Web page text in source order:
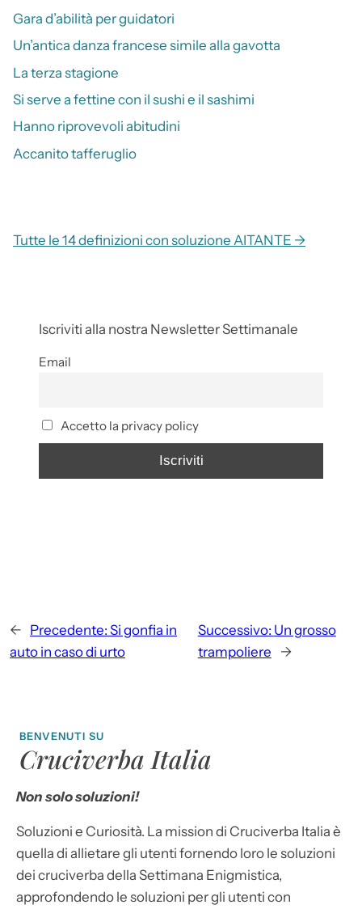
Gara d’abilità per guidatori
Un’antica danza francese simile alla gavotta
La terza stagione
Si serve a fettine con il sushi e il sashimi
Hanno riprovevoli abitudini
Accanito tafferuglio
Tutte le 14 definizioni con soluzione AITANTE →
Iscriviti alla nostra Newsletter Settimanale
Email
Accetto la privacy policy
← Precedente: Si gonfia in
auto in caso di urto
Successivo: Un grosso
trampoliere
→
BENVENUTI SU
Cruciverba Italia
Non solo soluzioni!
Soluzioni e Curiosità. La mission di Cruciverba Italia è
quella di allietare gli utenti fornendo loro le soluzioni
dei cruciverba della Settimana Enigmistica,
approfondendo le soluzioni per gli utenti con